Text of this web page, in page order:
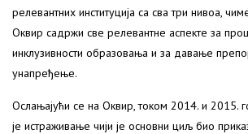
релевантних институција са сва три нивоа,
Оквир садржи све релевантне аспекте за
инклузивности образовања и за давање
унапређење.
Ослањајући се на Оквир, током 2014. и 2015.
је истраживање чији је основни циљ био